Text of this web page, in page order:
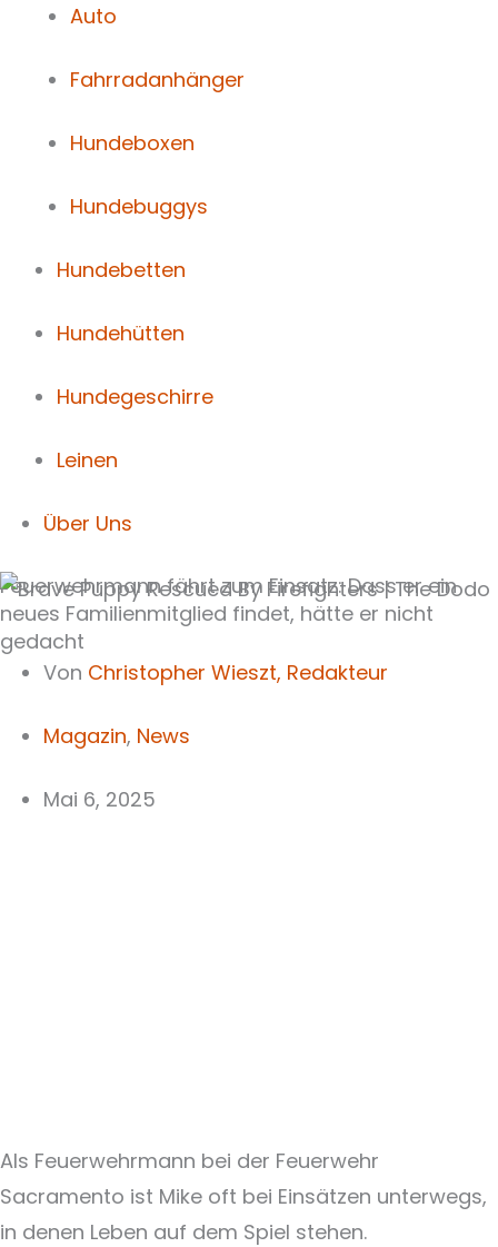
Auto
Fahrradanhänger
Hundeboxen
Hundebuggys
Hundebetten
Hundehütten
Hundegeschirre
Leinen
Über Uns
Feuerwehrmann fährt zum Einsatz: Dass er ein
neues Familienmitglied findet, hätte er nicht
gedacht
Von Christopher Wieszt, Redakteur
Magazin, News
Mai 6, 2025
Als Feuerwehrmann bei der Feuerwehr
Sacramento ist Mike oft bei Einsätzen unterwegs,
in denen Leben auf dem Spiel stehen.